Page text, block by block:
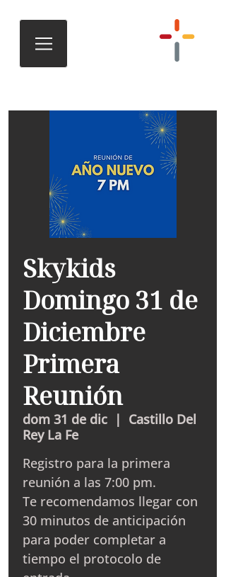
Skykids
Domingo 31 de
Diciembre
Primera
Reunión
dom 31 de dic
  |
Castillo Del
Rey La Fe
Registro para la primera
reunión a las 7:00 pm.
Te recomendamos llegar con
30 minutos de anticipación
para poder completar a
tiempo el protocolo de